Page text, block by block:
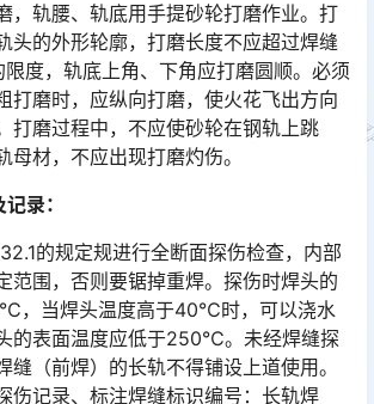
，轨腰、轨底用手提砂轮打磨作业。打
头的外形轮廓，打磨长度不应超过焊缝
度，轨底上角、下角应打磨圆顺。必须
打磨时，应纵向打磨，使火花飞出方向
打磨过程中，不应使砂轮在钢轨上跳
母材，不应出现打磨灼伤。󠅅󠅃󠄵󠅂󠄪󠇖󠆨󠆨󠇕󠆞󠆒󠅬󠇘󠆭󠆘󠇙󠆝󠅵󠇗󠆭󠆁󠄐󠇗󠅹󠅸󠇖󠆍󠅳󠇖󠅹󠅰󠇖󠆌󠅹
录：
的规定规进行全断面探伤检查，内部
范围，否则要锯掉重焊。探伤时焊头的
，当焊头温度高于40℃时，可以浇水
的表面温度应低于250℃。未经焊缝探
缝（前焊）的长轨不得铺设上道使用。
伤记录、标注焊缝标识编号：长轨焊